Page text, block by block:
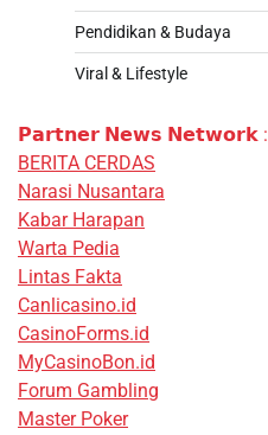
Pendidikan & Budaya
Viral & Lifestyle
𝗣𝗮𝗿𝘁𝗻𝗲𝗿 𝗡𝗲𝘄𝘀 𝗡𝗲𝘁𝘄𝗼𝗿𝗸 :
BERITA CERDAS
Narasi Nusantara
Kabar Harapan
Warta Pedia
Lintas Fakta
Canlicasino.id
CasinoForms.id
MyCasinoBon.id
Forum Gambling
Master Poker